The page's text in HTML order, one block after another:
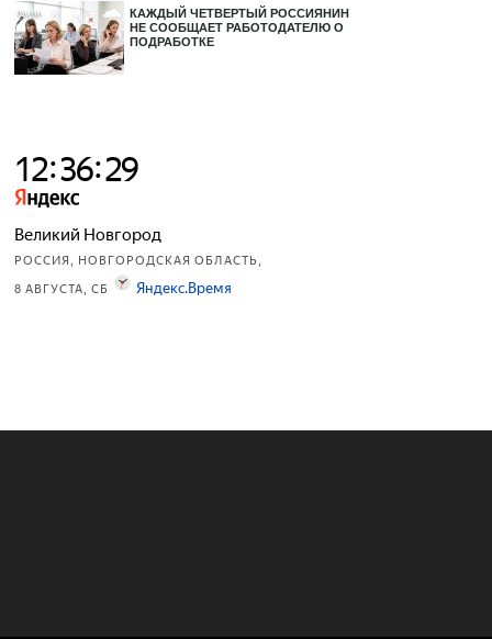
КАЖДЫЙ ЧЕТВЕРТЫЙ РОССИЯНИН
НЕ СООБЩАЕТ РАБОТОДАТЕЛЮ О
ПОДРАБОТКЕ